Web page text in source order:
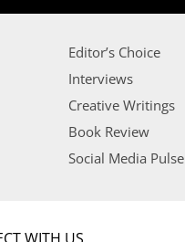
Editor’s Choice
Interviews
Creative Writings
Book Review
Social Media Pulse